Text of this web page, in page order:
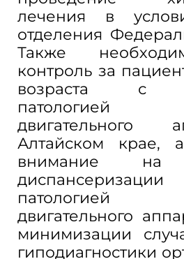
лечения в
отделения
Также
контроль за
возраста с
двигательного
Алтайском крае,
внимание на
двигательного
минимизации
гиподиагностики